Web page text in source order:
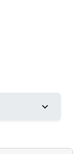
expand_more